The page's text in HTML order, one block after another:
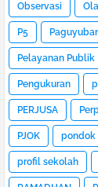
Observasi
P5
Pelayanan Publik
Pengukuran
PERJUSA
PJOK pondok
profil sekolah